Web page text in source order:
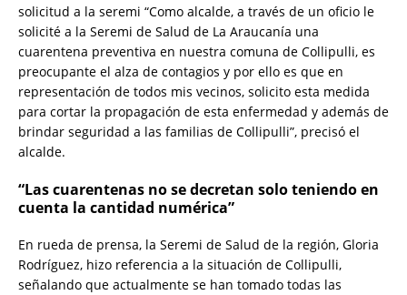
solicitud a la seremi “Como alcalde, a través de un oficio le
solicité a la Seremi de Salud de La Araucanía una
cuarentena preventiva en nuestra comuna de Collipulli, es
preocupante el alza de contagios y por ello es que en
representación de todos mis vecinos, solicito esta medida
para cortar la propagación de esta enfermedad y además de
brindar seguridad a las familias de Collipulli”, precisó el
alcalde.
“Las cuarentenas no se decretan solo teniendo en
cuenta la cantidad numérica”
En rueda de prensa, la Seremi de Salud de la región, Gloria
Rodríguez, hizo referencia a la situación de Collipulli,
señalando que actualmente se han tomado todas las